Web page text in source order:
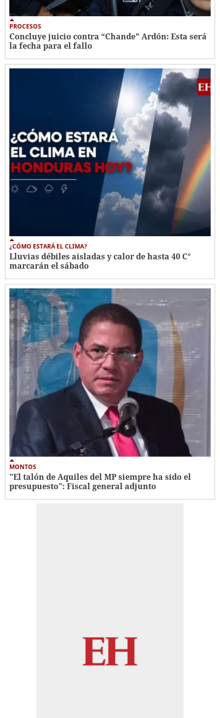
PROCESOS
Concluye juicio contra “Chande” Ardón: Esta será
la fecha para el fallo
¿CÓMO ESTARÁ EL CLIMA?
Lluvias débiles aisladas y calor de hasta 40 C°
marcarán el sábado
MONTOS
"El talón de Aquiles del MP siempre ha sido el
presupuesto": Fiscal general adjunto